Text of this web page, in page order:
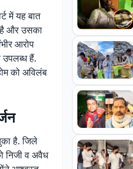
में यह बात
है और उसका
आरोप
उपलब्ध हैं.
को अविलंब
है. जिले
निजी व अवैध